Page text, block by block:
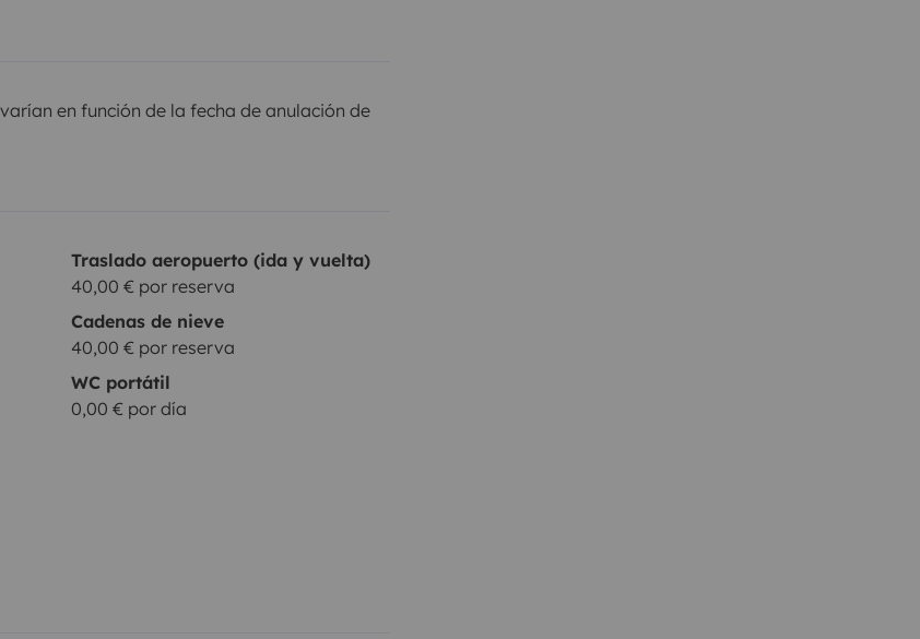
en función de la fecha de anulación de
Traslado aeropuerto (ida y vuelta)
40,00 € por reserva
Cadenas de nieve
40,00 € por reserva
WC portátil
0,00 € por día